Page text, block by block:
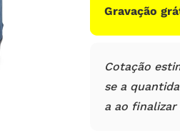
Gravação
Cotação
se a
a ao finalizar